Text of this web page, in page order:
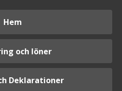
Hem
och löner
Deklarationer